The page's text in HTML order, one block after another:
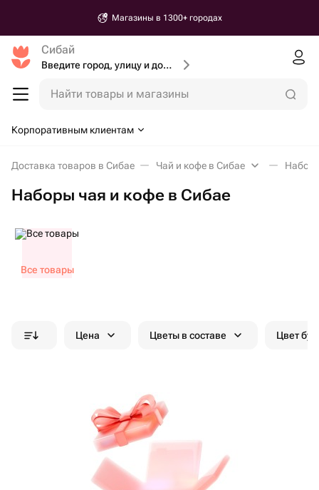
Магазины в 1300+ городах
Сибай
Введите город, улицу и дом доставки
Найти товары и магазины
Корпоративным клиентам
Доставка товаров в Сибае Чай и кофе в Сибае
Наборы чая и кофе в Сибае
Все товары
Цена Цветы в составе Цвет